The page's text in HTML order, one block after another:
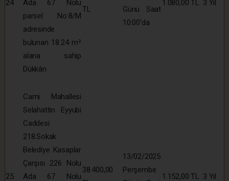
24
Ada 67 Nolu
parsel No:8/M
adresinde
bulunan 18.24 m²
alana sahip
Dükkân
TL
Günü Saat
10:00’da
1.080,00 TL 3 Yıl
25
Cami Mahallesi
Selahattin Eyyubi
Caddesi
218.Sokak
Belediye Kasaplar
Çarşısı 226 Nolu
Ada 67 Nolu
38.400,00
13/02/2025
Perşembe
1.152,00 TL 3 Yıl